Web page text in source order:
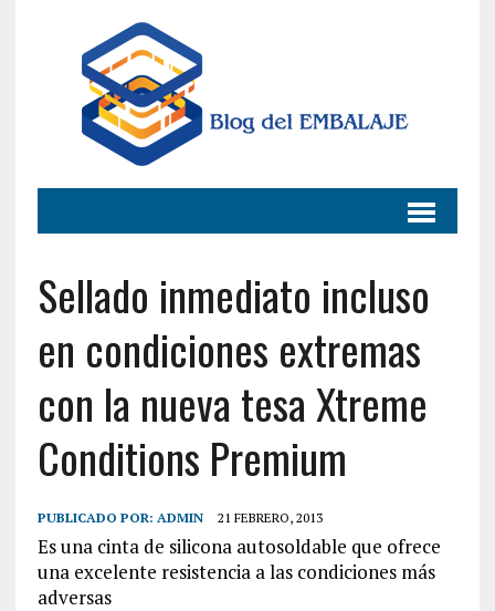
Sellado inmediato incluso
en condiciones extremas
con la nueva tesa Xtreme
Conditions Premium
PUBLICADO POR: ADMIN 21 FEBRERO, 2013
Es una cinta de silicona autosoldable que ofrece
una excelente resistencia a las condiciones más
adversas